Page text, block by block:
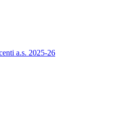
a.s. 2025-26